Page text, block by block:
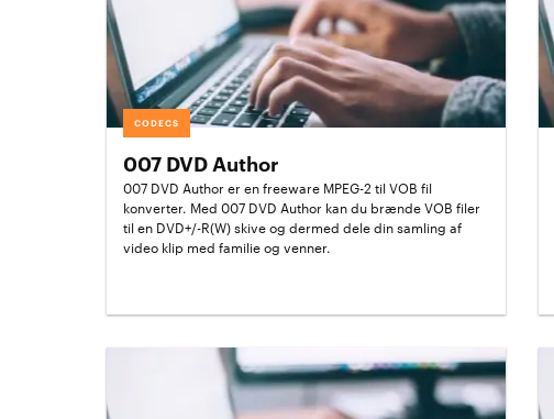
CODECS
007 DVD Author
007 DVD Author er en freeware MPEG-2 til VOB fil
konverter. Med 007 DVD Author kan du brænde VOB filer
til en DVD+/-R(W) skive og dermed dele din samling af
video klip med familie og venner.